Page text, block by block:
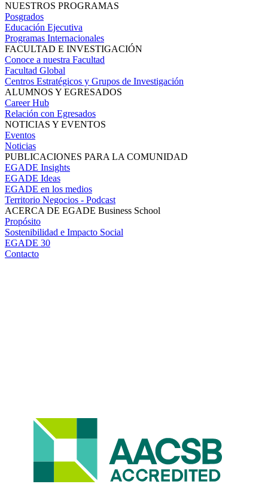
NUESTROS PROGRAMAS
Posgrados
Educación Ejecutiva
Programas Internacionales
FACULTAD E INVESTIGACIÓN
Conoce a nuestra Facultad
Facultad Global
Centros Estratégicos y Grupos de Investigación
ALUMNOS Y EGRESADOS
Career Hub
Relación con Egresados
NOTICIAS Y EVENTOS
Eventos
Noticias
PUBLICACIONES PARA LA COMUNIDAD
EGADE Insights
EGADE Ideas
EGADE en los medios
Territorio Negocios - Podcast
ACERCA DE EGADE Business School
Propósito
Sostenibilidad e Impacto Social
EGADE 30
Contacto